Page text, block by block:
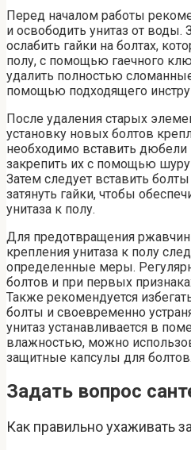
Перед началом работы
и освободить унитаз от воды.
ослабить гайки на болтах,
полу, с помощью гаечного
удалить полностью
помощью подходящего
После удаления старых
установку новых болтов
необходимо вставить дюбели
закрепить их с помощью
Затем следует вставить
затянуть гайки, чтобы
унитаза к полу.
Для предотвращения
крепления унитаза к полу
определенные меры.
болтов и при первых
Также рекомендуется
болты и своевременно
унитаз устанавливается в
влажностью, можно
защитные капсулы для болтов.
Задать вопрос
Как правильно ухаживать